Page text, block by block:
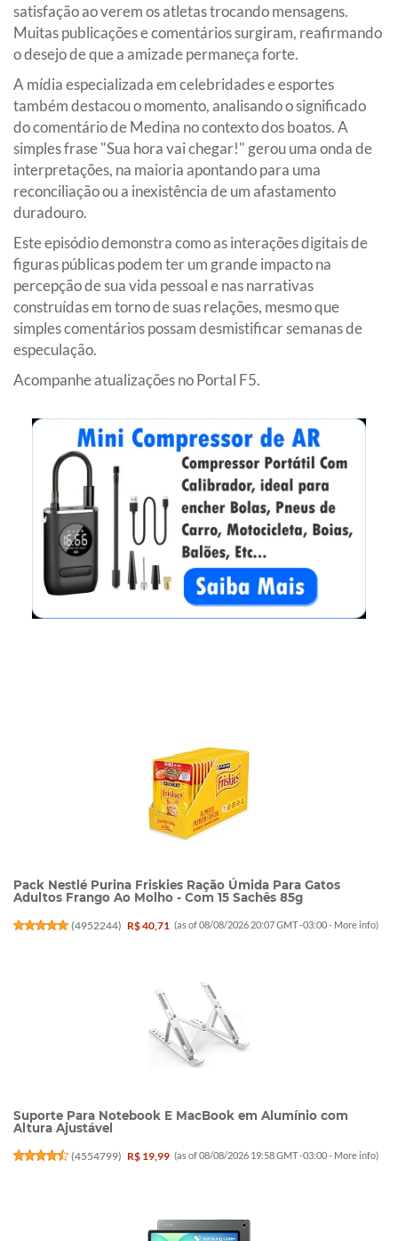
satisfação ao verem os atletas trocando mensagens.
Muitas publicações e comentários surgiram, reafirmando
o desejo de que a amizade permaneça forte.
A mídia especializada em celebridades e esportes
também destacou o momento, analisando o significado
do comentário de Medina no contexto dos boatos. A
simples frase "Sua hora vai chegar!" gerou uma onda de
interpretações, na maioria apontando para uma
reconciliação ou a inexistência de um afastamento
duradouro.
Este episódio demonstra como as interações digitais de
figuras públicas podem ter um grande impacto na
percepção de sua vida pessoal e nas narrativas
construídas em torno de suas relações, mesmo que
simples comentários possam desmistificar semanas de
especulação.
Acompanhe atualizações no Portal F5.
Pack Nestlé Purina Friskies Ração Úmida Para Gatos
Adultos Frango Ao Molho - Com 15 Sachês 85g
(4952244) R$ 40,71 (as of 08/08/2026 20:07 GMT -03:00 - More info)
Suporte Para Notebook E MacBook em Alumínio com
Altura Ajustável
(4554799) R$ 19,99 (as of 08/08/2026 19:58 GMT -03:00 - More info)